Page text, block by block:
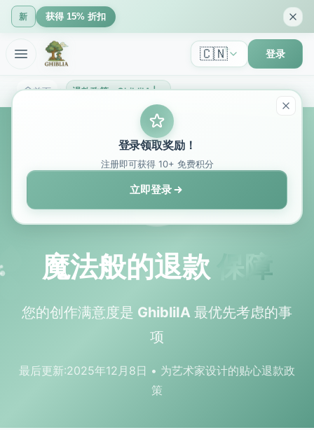
新 获得 15% 折扣
🇨🇳 登录
首页 退款政策 - GhibliIA | 魔法般的退款保障
魔法般的退款 保障
您的创作满意度是 GhibliIA 最优先考虑的事
项
最后更新:2025年12月8日 • 为艺术家设计的贴心退款政
策
登录领取奖励！
注册即可获得 10+ 免费积分
立即登录